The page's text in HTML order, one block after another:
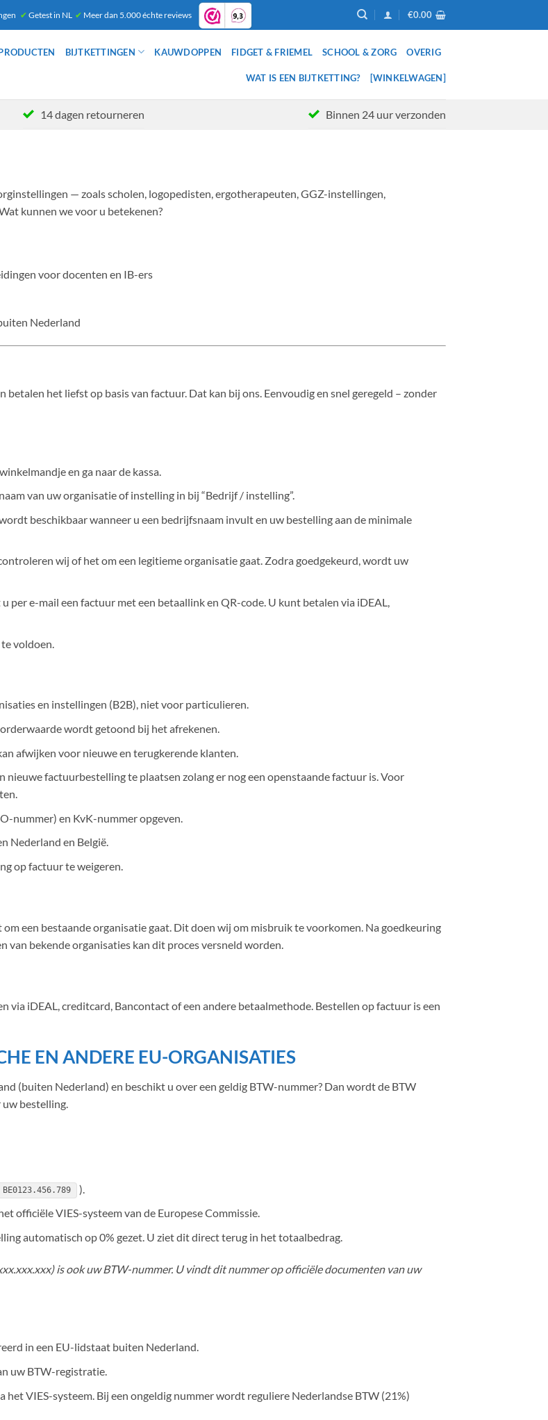
✔ Getest in NL ✔ Meer dan 5.000 échte reviews €0.00
BIJTKETTINGEN KAUWDOPPEN FIDGET & FRIEMEL SCHOOL & ZORG OVERIG
WAT IS EEN BIJTKETTING? [WINKELWAGEN]
14 dagen retourneren Binnen 24 uur verzonden
— zoals scholen, logopedisten, ergotherapeuten, GGZ-instellingen,
kunnen we voor u betekenen?
voor docenten en IB-ers
Nederland
betalen het liefst op basis van factuur. Dat kan bij ons. Eenvoudig en snel geregeld – zonder
en ga naar de kassa.
van uw organisatie of instelling in bij “Bedrijf / instelling”.
beschikbaar wanneer u een bedrijfsnaam invult en uw bestelling aan de minimale
wij of het om een legitieme organisatie gaat. Zodra goedgekeurd, wordt uw
per e-mail een factuur met een betaallink en QR-code. U kunt betalen via iDEAL,
voldoen.
en instellingen (B2B), niet voor particulieren.
wordt getoond bij het afrekenen.
afwijken voor nieuwe en terugkerende klanten.
factuurbestelling te plaatsen zolang er nog een openstaande factuur is. Voor
nummer) en KvK-nummer opgeven.
Nederland en België.
op factuur te weigeren.
een bestaande organisatie gaat. Dit doen wij om misbruik te voorkomen. Na goedkeuring
bekende organisaties kan dit proces versneld worden.
iDEAL, creditcard, Bancontact of een andere betaalmethode. Bestellen op factuur is een
EN ANDERE EU-ORGANISATIES
(buiten Nederland) en beschikt u over een geldig BTW-nummer? Dan wordt de BTW
uw bestelling.
BE0123.456.789
).
officiële VIES-systeem van de Europese Commissie.
automatisch op 0% gezet. U ziet dit direct terug in het totaalbedrag.
is ook uw BTW-nummer. U vindt dit nummer op officiële documenten van uw
in een EU-lidstaat buiten Nederland.
uw BTW-registratie.
VIES-systeem. Bij een ongeldig nummer wordt reguliere Nederlandse BTW (21%)